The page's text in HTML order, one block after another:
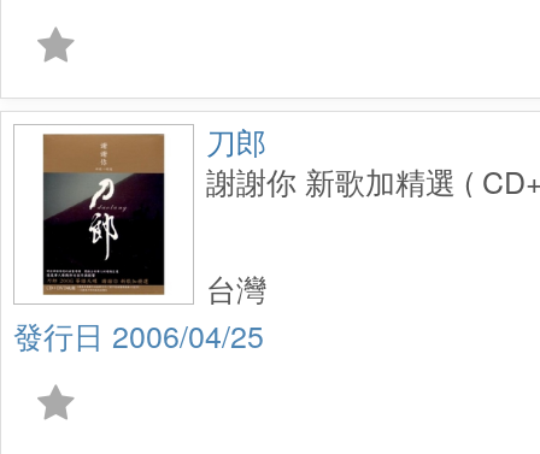
刀郎
謝謝你 新歌加精選 (
2006/04/25
台灣